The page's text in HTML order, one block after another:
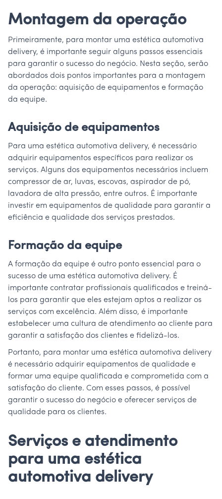
Montagem da operação
Primeiramente, para montar uma estética automotiva
delivery, é importante seguir alguns passos essenciais
para garantir o sucesso do negócio. Nesta seção, serão
abordados dois pontos importantes para a montagem
da operação: aquisição de equipamentos e formação
da equipe.
Aquisição de equipamentos
Para uma estética automotiva delivery, é necessário
adquirir equipamentos específicos para realizar os
serviços. Alguns dos equipamentos necessários incluem
compressor de ar, luvas, escovas, aspirador de pó,
lavadora de alta pressão, entre outros. É importante
investir em equipamentos de qualidade para garantir a
eficiência e qualidade dos serviços prestados.
Formação da equipe
A formação da equipe é outro ponto essencial para o
sucesso de uma estética automotiva delivery. É
importante contratar profissionais qualificados e treiná-
los para garantir que eles estejam aptos a realizar os
serviços com excelência. Além disso, é importante
estabelecer uma cultura de atendimento ao cliente para
garantir a satisfação dos clientes e fidelizá-los.
Portanto, para montar uma estética automotiva delivery
é necessário adquirir equipamentos de qualidade e
formar uma equipe qualificada e comprometida com a
satisfação do cliente. Com esses passos, é possível
garantir o sucesso do negócio e oferecer serviços de
qualidade para os clientes.
Serviços e atendimento
para uma estética
automotiva delivery